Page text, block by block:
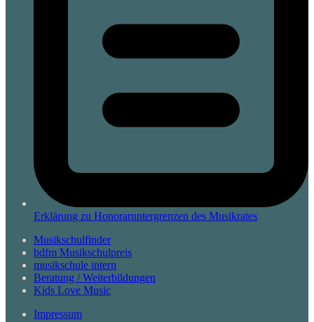
Erklärung zu Honoraruntergrenzen des Musikrates
Musikschulfinder
bdfm Musikschulpreis
musikschule intern
Beratung / Weiterbildungen
Kids Love Music
Impressum